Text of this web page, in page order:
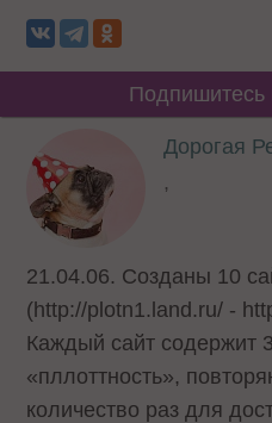
Подпишитесь
Дорогая
,
21.04.06. Созданы 10
(http://plotn1.land.ru/ -
Каждый сайт содержит
«пллоттность»,
количество раз для